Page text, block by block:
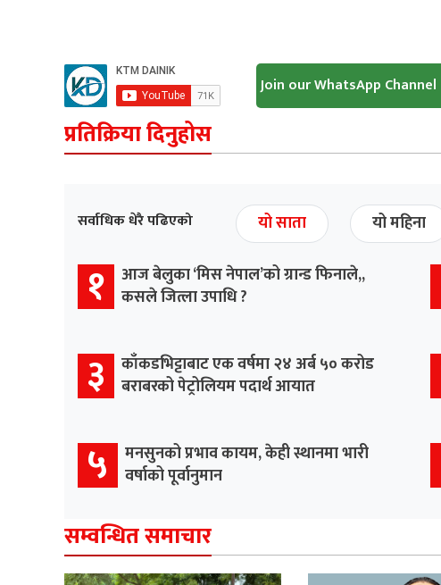
Join our WhatsApp Channel
प्रतिक्रिया दिनुहोस
सर्वाधिक धेरै पढिएको यो साता यो महिना
१
आज बेलुका ‘मिस नेपाल’को ग्रान्ड फिनाले,,
कसले जित्ला उपाधि ?
३
काँकडभिट्टाबाट एक वर्षमा २४ अर्ब ५० करोड
बराबरको पेट्रोलियम पदार्थ आयात
५
मनसुनको प्रभाव कायम, केही स्थानमा भारी
वर्षाको पूर्वानुमान
सम्वन्धित समाचार